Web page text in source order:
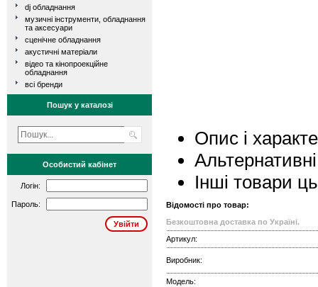
dj обладнання
музичні інструменти, обладнання
та аксесуари
сценічне обладнання
акустичні матеріали
відео та кінопроекційне
обладнання
всі бренди
Пошук у каталозі
Особистий кабінет
Логін:
Пароль:
Опис і
Інші товари
Відомості про товар:
Безкоштовна доставка по Україні.
Артикул:
Виробник:
Модель: